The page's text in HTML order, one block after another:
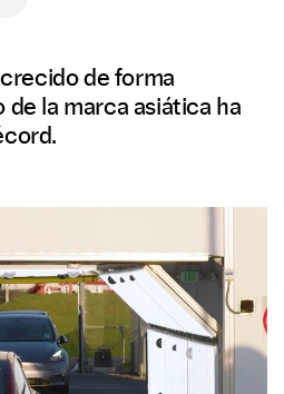
de forma
la marca asiática ha